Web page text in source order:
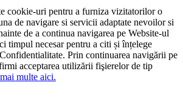
cookie-uri pentru a furniza vizitatorilor o
de navigare si servicii adaptate nevoilor si
de a continua navigarea pe Website-ul
timpul necesar pentru a citi și înțelege
Prin continuarea navigării pe
acceptarea utilizării fişierelor de tip
multe aici.